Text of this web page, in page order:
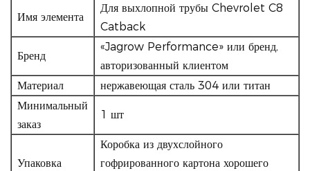
Имя элемента
Для выхлопной трубы Chevrolet C8
Catback
Бренд
«Jagrow Performance» или бренд,
авторизованный клиентом
Материал
нержавеющая сталь 304 или титан
Минимальный
заказ
1 шт
Упаковка
Коробка из двухслойного
гофрированного картона хорошего